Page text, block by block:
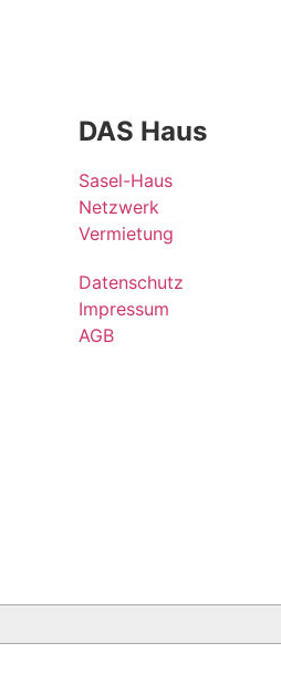
DAS Haus
Sasel-Haus
Netzwerk
Vermietung
Datenschutz
Impressum
AGB